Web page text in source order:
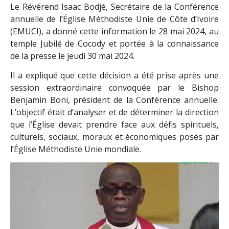
Le Révérend Isaac Bodjé, Secrétaire de la Conférence
annuelle de l’Église Méthodiste Unie de Côte d’Ivoire
(EMUCI), a donné cette information le 28 mai 2024, au
temple Jubilé de Cocody et portée à la connaissance
de la presse le jeudi 30 mai 2024.
Il a expliqué que cette décision a été prise après une
session extraordinaire convoquée par le Bishop
Benjamin Boni, président de la Conférence annuelle.
L’objectif était d’analyser et de déterminer la direction
que l’Église devait prendre face aux défis spirituels,
culturels, sociaux, moraux et économiques posés par
l’Église Méthodiste Unie mondiale.